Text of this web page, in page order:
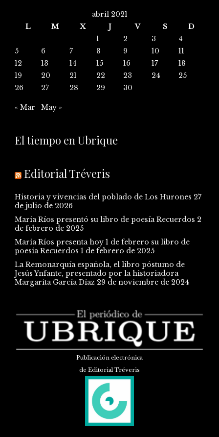
abril 2021
L
M X J V S
D
1
2 3
4
5
6 7 8 9 10
11
12
13 14 15 16 17
18
19
20 21 22 23 24
25
26
27 28 29 30
« Mar May »
El tiempo en Ubrique
Editorial Tréveris
Historia y vivencias del poblado de Los Hurones 27
de julio de 2026
María Ríos presentó su libro de poesía Recuerdos 2
de febrero de 2025
María Ríos presenta hoy 1 de febrero su libro de
poesía Recuerdos 1 de febrero de 2025
La Remonarquía española, el libro póstumo de
Jesús Ynfante, presentado por la historiadora
Margarita García Díaz 29 de noviembre de 2024
Publicación electrónica
de Editorial Tréveris